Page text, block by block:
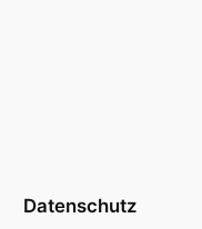
Datenschutz